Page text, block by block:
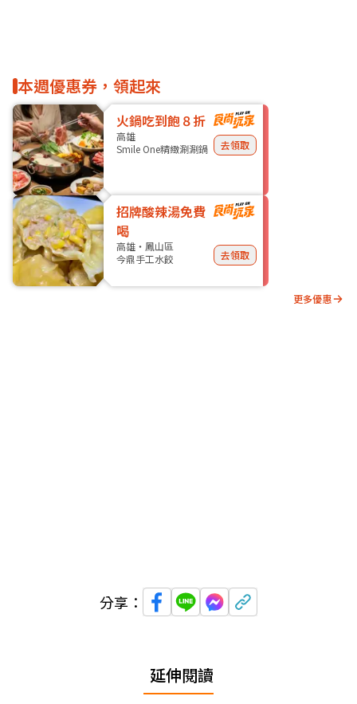
本週優惠券，領起來
火鍋吃到飽８折
高雄
Smile One精緻涮涮鍋
去領取
招牌酸辣湯免費
喝
高雄・鳳山區
今鼎手工水餃
去領取
更多優惠
分享：
延伸閱讀